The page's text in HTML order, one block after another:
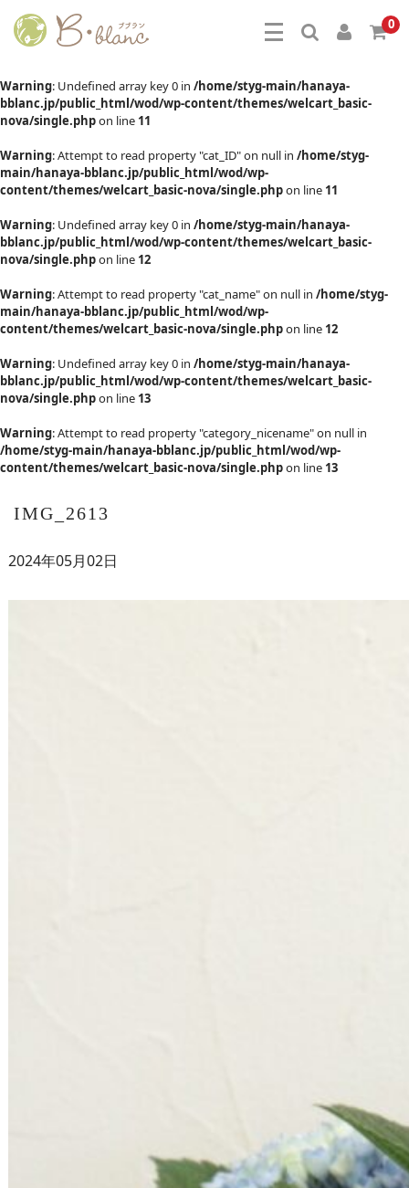
0
Warning: Undefined array key 0 in /home/styg-main/hanaya-
bblanc.jp/public_html/wod/wp-content/themes/welcart_basic-
nova/single.phpon line 11
Warning: Attempt to read property "cat_ID" on null in /home/styg-
main/hanaya-bblanc.jp/public_html/wod/wp-
content/themes/welcart_basic-nova/single.phpon line 11
Warning: Undefined array key 0 in /home/styg-main/hanaya-
bblanc.jp/public_html/wod/wp-content/themes/welcart_basic-
nova/single.phpon line 12
Warning: Attempt to read property "cat_name" on null in /home/styg-
main/hanaya-bblanc.jp/public_html/wod/wp-
content/themes/welcart_basic-nova/single.phpon line 12
Warning: Undefined array key 0 in /home/styg-main/hanaya-
bblanc.jp/public_html/wod/wp-content/themes/welcart_basic-
nova/single.phpon line 13
Warning: Attempt to read property "category_nicename" on null in
/home/styg-main/hanaya-bblanc.jp/public_html/wod/wp-
content/themes/welcart_basic-nova/single.phpon line 13
IMG_2613
2024年05月02日